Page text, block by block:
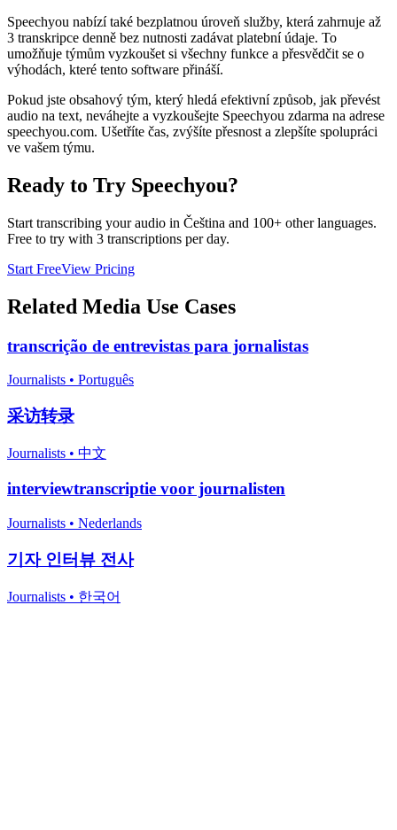
Speechyou nabízí také bezplatnou úroveň služby, která zahrnuje až
3 transkripce denně bez nutnosti zadávat platební údaje. To
umožňuje týmům vyzkoušet si všechny funkce a přesvědčit se o
výhodách, které tento software přináší.
Pokud jste obsahový tým, který hledá efektivní způsob, jak převést
audio na text, neváhejte a vyzkoušejte Speechyou zdarma na adrese
speechyou.com. Ušetříte čas, zvýšíte přesnost a zlepšíte spolupráci
ve vašem týmu.
Ready to Try Speechyou?
Start transcribing your audio in Čeština and 100+ other languages.
Free to try with 3 transcriptions per day.
Start FreeView Pricing
Related Media Use Cases
transcrição de entrevistas para jornalistas
Journalists • Português
采访转录
Journalists • 中文
interviewtranscriptie voor journalisten
Journalists • Nederlands
기자 인터뷰 전사
Journalists • 한국어